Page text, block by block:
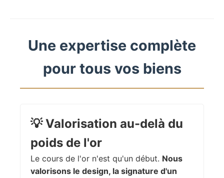
Une expertise complète
pour tous vos biens
💡Valorisation au-delà du
poids de l'or
Le cours de l'or n'est qu'un début. Nous
valorisons le design, la signature d'un